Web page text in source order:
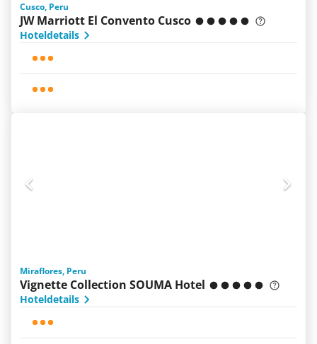
Cusco, Peru
JW Marriott El Convento Cusco
Hoteldetails
Miraflores, Peru
Vignette Collection SOUMA Hotel
Hoteldetails